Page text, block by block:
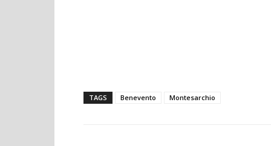
TAGS Benevento Montesarchio